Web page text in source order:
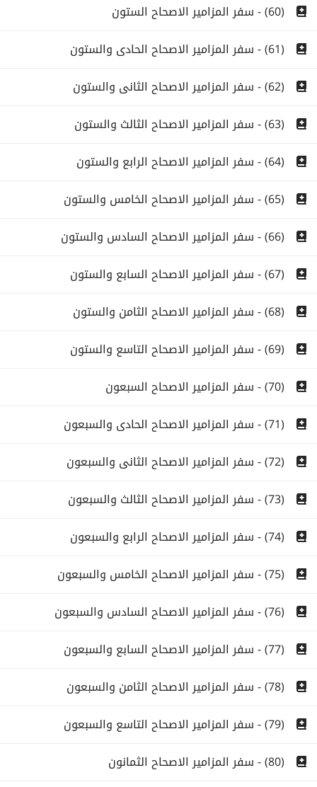
(60) - سفر المزامير الاصحاح الستون
(61) - سفر المزامير الاصحاح الحادى والستون
(62) - سفر المزامير الاصحاح الثانى والستون
(63) - سفر المزامير الاصحاح الثالث والستون
(64) - سفر المزامير الاصحاح الرابع والستون
(65) - سفر المزامير الاصحاح الخامس والستون
(66) - سفر المزامير الاصحاح السادس والستون
(67) - سفر المزامير الاصحاح السابع والستون
(68) - سفر المزامير الاصحاح الثامن والستون
(69) - سفر المزامير الاصحاح التاسع والستون
(70) - سفر المزامير الاصحاح السبعون
(71) - سفر المزامير الاصحاح الحادى والسبعون
(72) - سفر المزامير الاصحاح الثانى والسبعون
(73) - سفر المزامير الاصحاح الثالث والسبعون
(74) - سفر المزامير الاصحاح الرابع والسبعون
(75) - سفر المزامير الاصحاح الخامس والسبعون
(76) - سفر المزامير الاصحاح السادس والسبعون
(77) - سفر المزامير الاصحاح السابع والسبعون
(78) - سفر المزامير الاصحاح الثامن والسبعون
(79) - سفر المزامير الاصحاح التاسع والسبعون
(80) - سفر المزامير الاصحاح الثمانون